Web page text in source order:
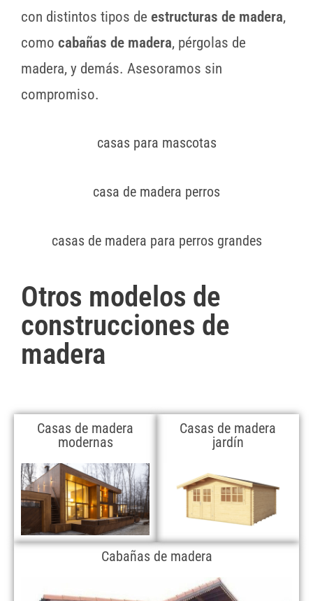
con distintos tipos de estructuras de madera,
como cabañas de madera, pérgolas de
madera, y demás. Asesoramos sin
compromiso.
casas para mascotas
casa de madera perros
casas de madera para perros grandes
Otros modelos de
construcciones de
madera
Casas de madera
modernas
Casas de madera
jardín
Cabañas de madera